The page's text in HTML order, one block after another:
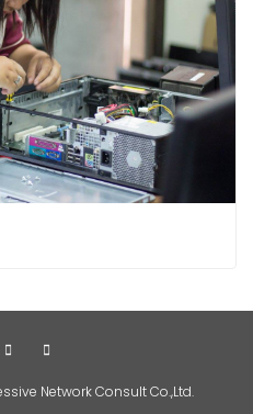
Network Consult Co.,Ltd.